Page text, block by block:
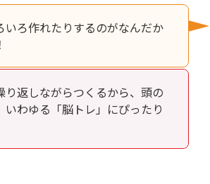
いろ作れたりするのがなんだか
り返しながらつくるから、頭の
いわゆる「脳トレ」にぴったり